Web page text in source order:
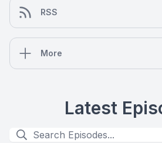
RSS
More
Latest